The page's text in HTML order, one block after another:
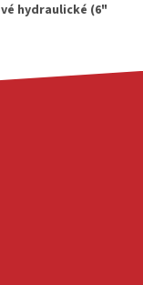
hydraulické (6"